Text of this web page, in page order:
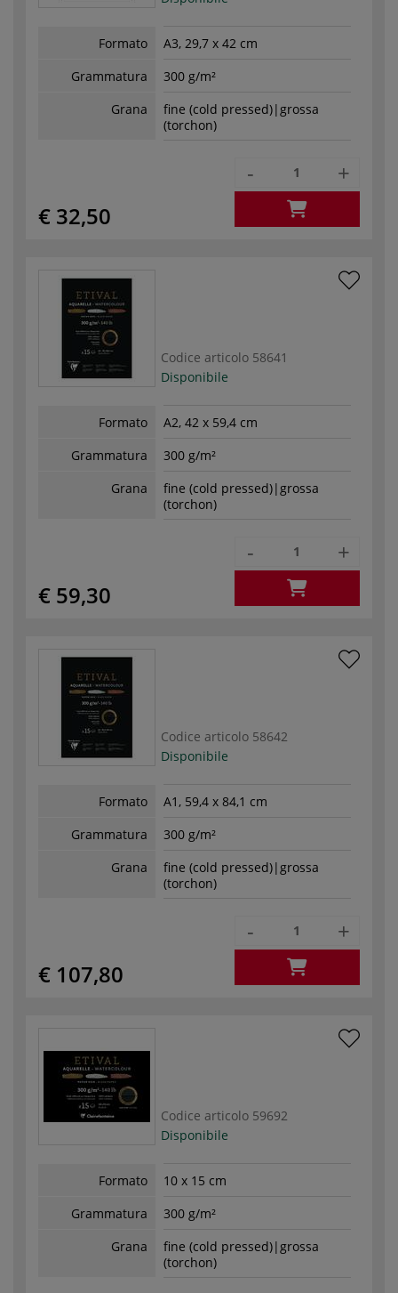
Formato
A3, 29,7 x 42 cm
Grammatura
300 g/m²
Grana
fine (cold pressed)|grossa
(torchon)
€ 32,50
- +
Codice articolo 58641
Disponibile
Formato
A2, 42 x 59,4 cm
Grammatura
300 g/m²
Grana
fine (cold pressed)|grossa
(torchon)
€ 59,30
- +
Codice articolo 58642
Disponibile
Formato
A1, 59,4 x 84,1 cm
Grammatura
300 g/m²
Grana
fine (cold pressed)|grossa
(torchon)
€ 107,80
- +
Codice articolo 59692
Disponibile
Formato
10 x 15 cm
Grammatura
300 g/m²
Grana
fine (cold pressed)|grossa
(torchon)